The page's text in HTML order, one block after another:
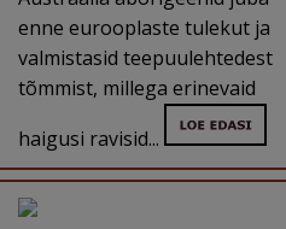
enne eurooplaste tulekut ja
valmistasid teepuulehtedest
tõmmist, millega erinevaid
haigusi ravisid...